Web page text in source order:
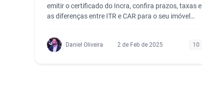
emitir o certificado do Incra, confira prazos, taxas e
as diferenças entre ITR e CAR para o seu imóvel
Daniel Oliveira 2 de Feb de 2025 10